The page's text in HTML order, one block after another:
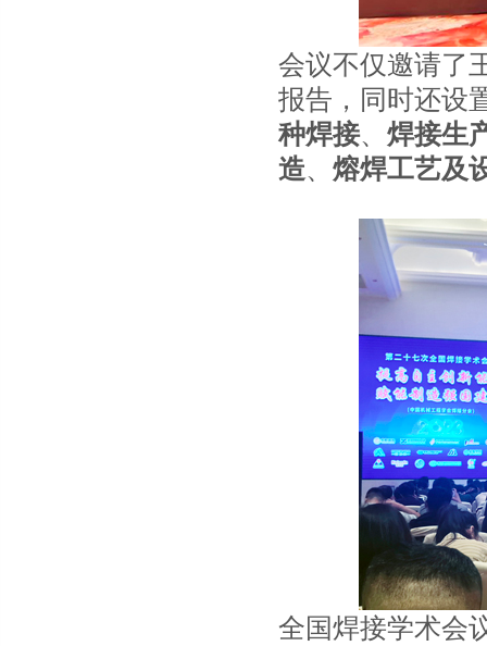
会议不仅邀请了
报告，同时还设
种焊接、 焊接生
造、 熔焊工艺及
全国焊接学术会